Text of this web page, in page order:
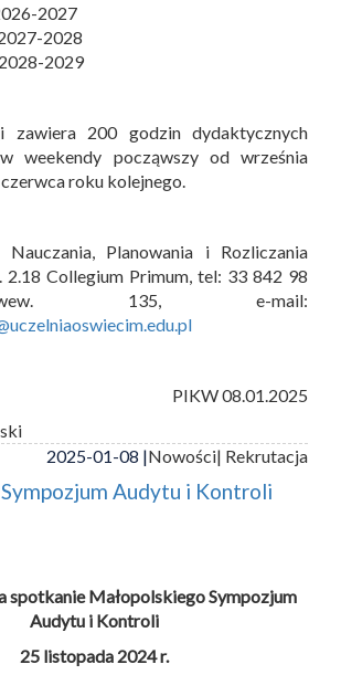
2027
2028
2029
zawiera 200 godzin dydaktycznych
weekendy począwszy od września
roku kolejnego.
Planowania i Rozliczania
Collegium Primum, tel: 33 842 98
135, e-mail:
PIKW 08.01.2025
2025-01-08 |Nowości| Rekrutacja
Audytu i Kontroli
spotkanie Małopolskiego Sympozjum
Audytu i Kontroli
25 listopada 2024 r.